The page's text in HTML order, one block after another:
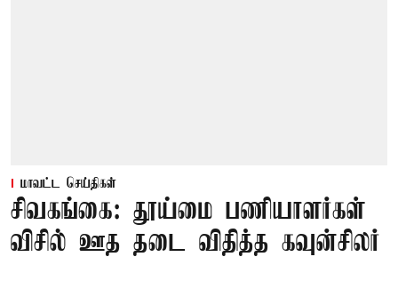
மாவட்ட செய்திகள்
சிவகங்கை: தூய்மை பணியாளர்கள்
விசில் ஊத தடை விதித்த கவுன்சிலர்